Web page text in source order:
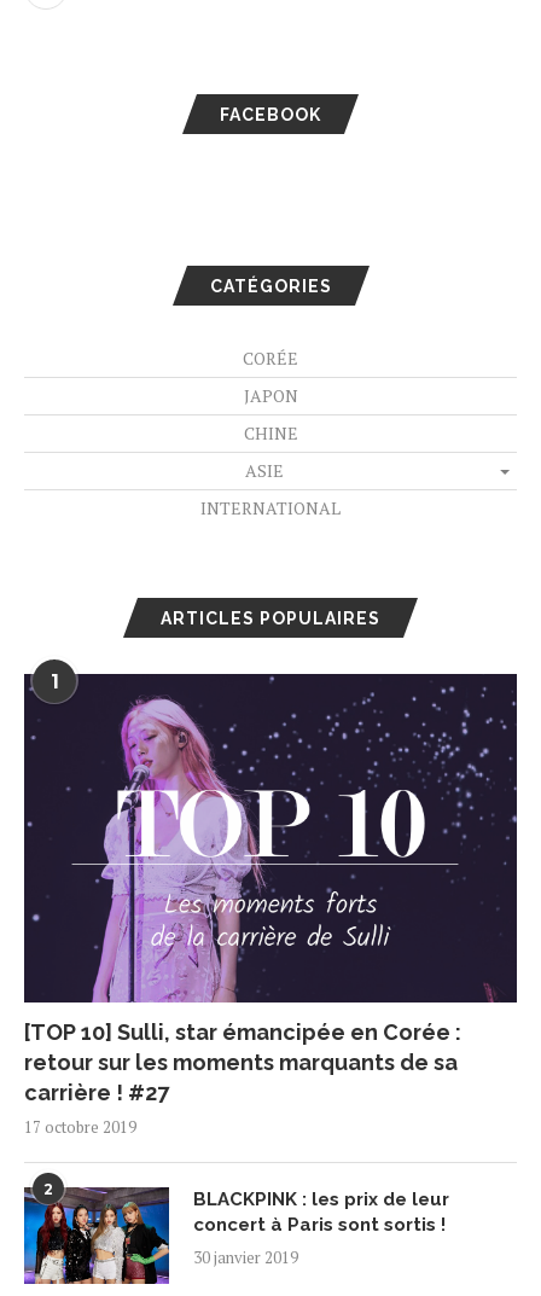
FACEBOOK
CATÉGORIES
CORÉE
JAPON
CHINE
ASIE
INTERNATIONAL
ARTICLES POPULAIRES
1
[TOP 10] Sulli, star émancipée en Corée :
retour sur les moments marquants de sa
carrière ! #27
17 octobre 2019
2
BLACKPINK : les prix de leur
concert à Paris sont sortis !
30 janvier 2019